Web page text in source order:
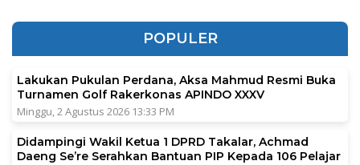
POPULER
Lakukan Pukulan Perdana, Aksa Mahmud Resmi Buka
Turnamen Golf Rakerkonas APINDO XXXV
Minggu, 2 Agustus 2026 13:33 PM
Didampingi Wakil Ketua 1 DPRD Takalar, Achmad
Daeng Se’re Serahkan Bantuan PIP Kepada 106 Pelajar